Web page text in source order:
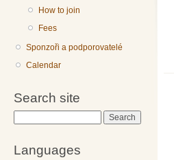
How to join
Fees
Sponzoři a podporovatelé
Calendar
Search site
Languages